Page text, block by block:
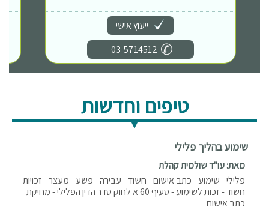
ייעוץ אישי
03-5714512
טיפים וחדשות
שימוע בהליך פלילי
מאת: עו"ד שולמית קהלת
פלילי - שימוע - כתב אישום - חשוד - עבירה - פשע - מעצר - זכויות
חשוד - זכות לשימוע - סעיף 60 א לחוק סדר הדין הפלילי - מחיקת
כתב אישום